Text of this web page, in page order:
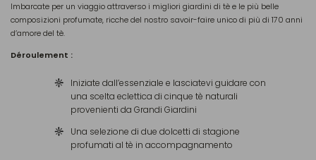
Imbarcate per un viaggio attraverso i migliori giardini di tè e le più belle
composizioni profumate, ricche del nostro savoir-faire unico di più di 170 anni
d’amore del tè.
Déroulement :
Iniziate dall’essenziale e lasciatevi guidare con
una scelta eclettica di cinque tè naturali
provenienti da Grandi Giardini
Una selezione di due dolcetti di stagione
profumati al tè in accompagnamento